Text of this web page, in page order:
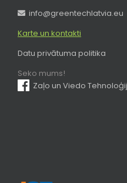
info@greentechlatvia.eu
Karte un kontakti
Datu privātuma politika
Seko mums!
Zaļo un Viedo